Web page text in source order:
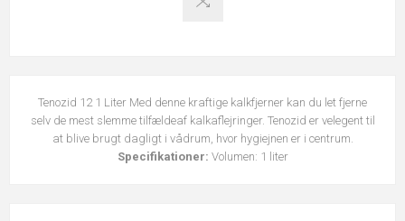
Tenozid 12 1 Liter Med denne kraftige kalkfjerner kan du let fjerne
selv de mest slemme tilfældeaf kalkaflejringer. Tenozid er velegent til
at blive brugt dagligt i vådrum, hvor hygiejnen er i centrum.
Specifikationer: Volumen: 1 liter